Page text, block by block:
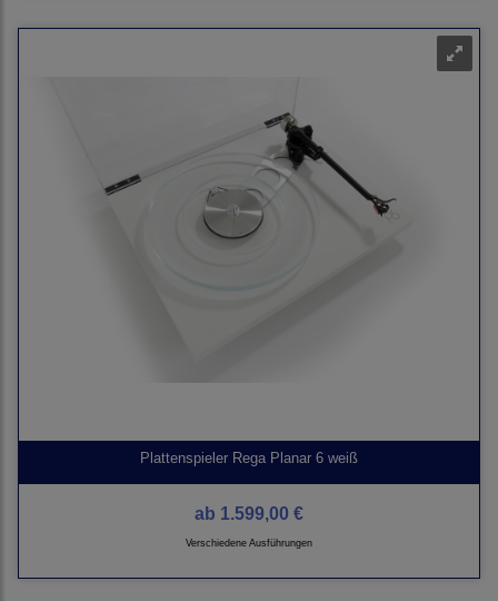
Plattenspieler Rega Planar 6 weiß
ab 1.599,00 €
Verschiedene Ausführungen